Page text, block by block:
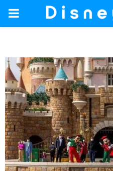
PRIMARY